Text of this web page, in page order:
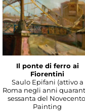
Il ponte di ferro ai
Fiorentini
Saulo Epifani (attivo a
Roma negli anni
sessanta del
Painting